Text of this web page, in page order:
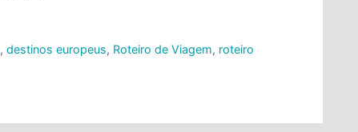
,destinos europeus, Roteiro de Viagem, roteiro